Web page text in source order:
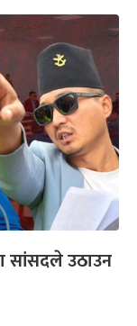
सांसदले उठाउन